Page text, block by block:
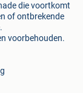
die voortkomt
of ontbrekende
voorbehouden.